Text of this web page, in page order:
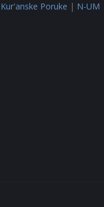
Kur'anske Poruke | N-UM